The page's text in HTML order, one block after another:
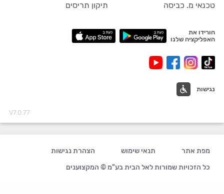
טכנאי מ. כביסה
תיקון תריסים
הורידו את
האפליקציה שלנו
נגישות
V7.0.77
מפת אתר תנאי שימוש
הצהרת נגישות
כל הזכויות שמורות לאל הבית בע"מ © המקצוענים